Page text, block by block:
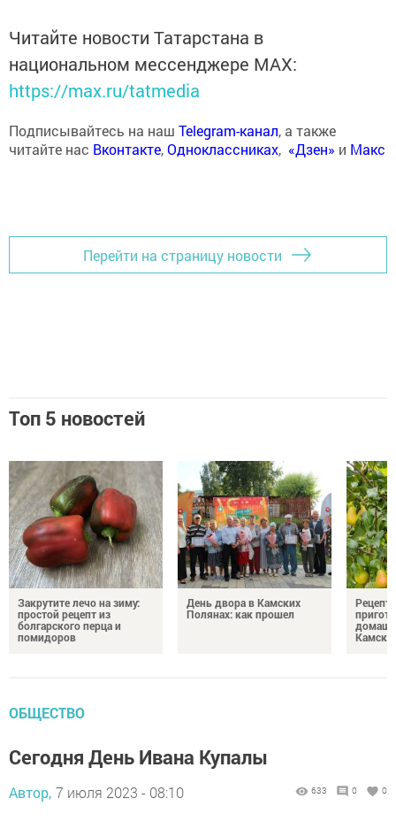
Читайте новости Татарстана в
национальном мессенджере MАХ:
https://max.ru/tatmedia
Подписывайтесь на наш Telegram-канал, а также
читайте нас Вконтакте,Одноклассниках, «Дзен» и Макс
Перейти на страницу новости
Топ 5 новостей
Закрутите лечо на зиму:
простой рецепт из
болгарского перца и
помидоров
День двора в Камских
Полянах: как прошел
ОБЩЕСТВО
Сегодня День Ивана Купалы
Автор, 7 июля 2023 - 08:10 633 0 0